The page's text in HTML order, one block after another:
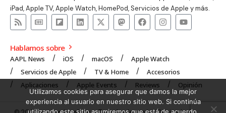
iPad, Apple TV, Apple Watch, HomePod, Servicios de Apple y más.
Hablamos sobre
AAPL News iOS macOS
Apple Watch
Servicios de Apple
TV & Home
Accesorios
Aplicaciones
Apple Events Reviews Opinión
Utilizamos cookies para asegurar que damos la mejor
experiencia al usuario en nuestro sitio web. Si continúa